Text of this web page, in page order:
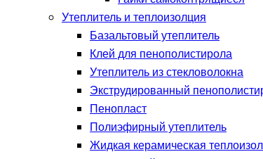
Утеплитель и теплоизолция
Базальтовый утеплитель
Клей для пенополистирола
Утеплитель из стекловолокна
Экструдированный
Пенопласт
Полиэфирный утеплитель
Жидкая керамическая